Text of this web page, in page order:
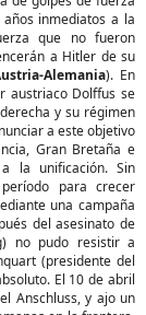
inmediatos a la
que no fueron
a Hitler de su
Alemania). En
austriaco Dolffus se
y su régimen
a este objetivo
Gran Bretaña e
la unificación. Sin
para crecer
una campaña
del asesinato de
no pudo resistir a
(presidente del
El 10 de abril
Anschluss, y ajo un